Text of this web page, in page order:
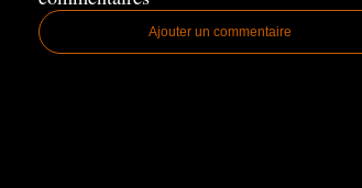
Ajouter un commentaire